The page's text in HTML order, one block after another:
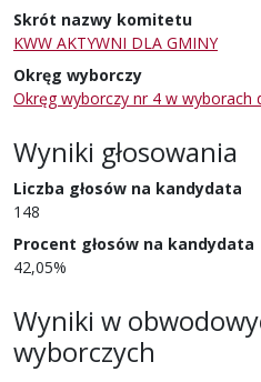
Skrót nazwy komitetu
KWW AKTYWNI DLA GMINY
Okręg wyborczy
Okręg wyborczy nr 4 w wyborach
Wyniki głosowania
Liczba głosów na kandydata
148
Procent głosów na kandydata
42,05%
Wyniki w
wyborczych